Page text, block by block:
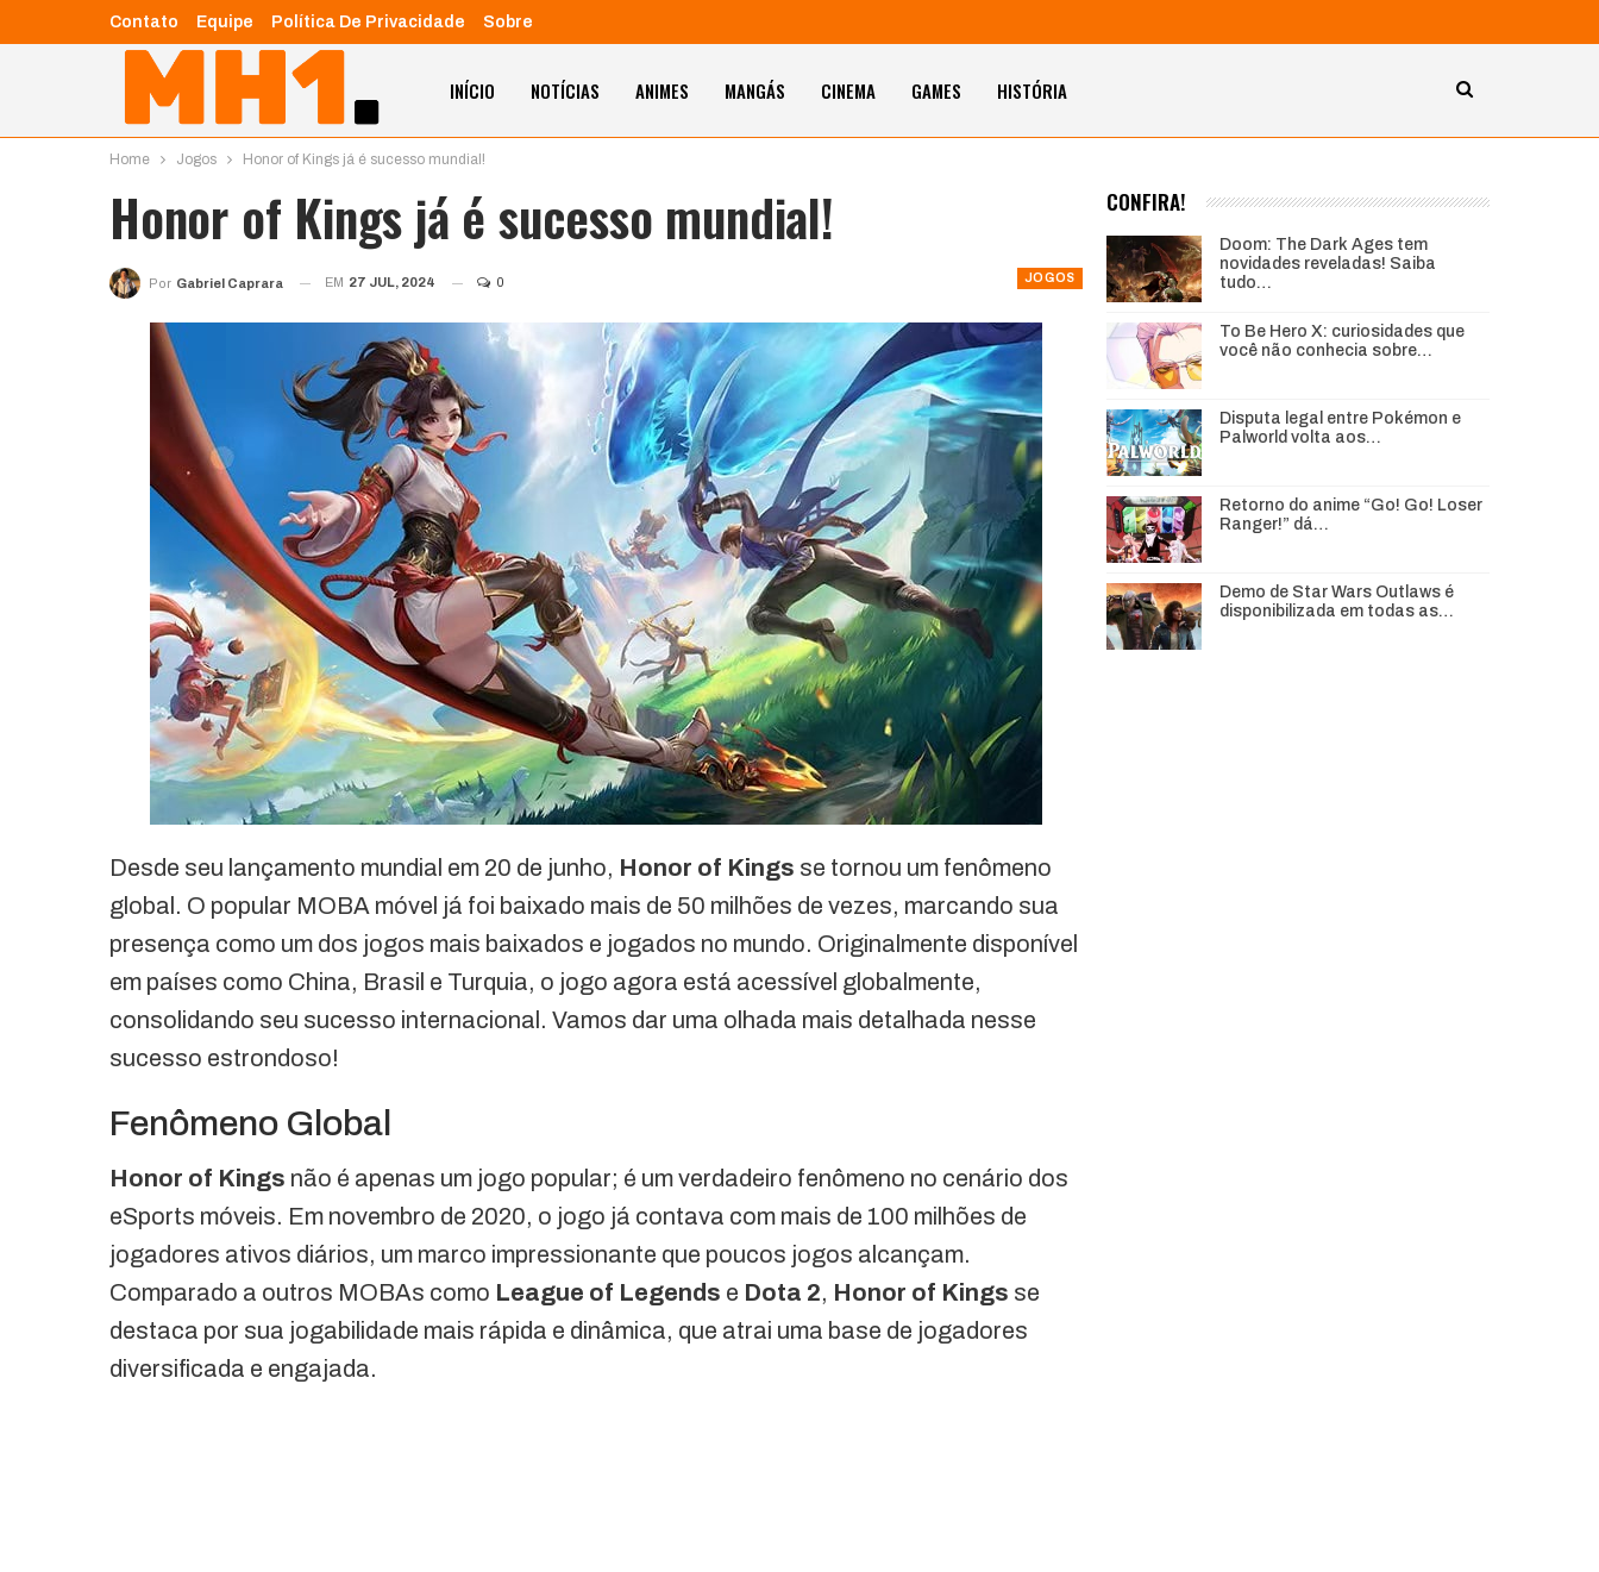
Contato Equipe Política De Privacidade Sobre
INÍCIO NOTÍCIAS ANIMES MANGÁS CINEMA GAMES HISTÓRIA
Home Jogos Honor of Kings já é sucesso mundial!
Honor of Kings já é sucesso mundial!
JOGOS
Por Gabriel Caprara EM 27 JUL, 2024 0
Desde seu lançamento mundial em 20 de junho, Honor of Kings se tornou um fenômeno
global. O popular MOBA móvel já foi baixado mais de 50 milhões de vezes, marcando sua
presença como um dos jogos mais baixados e jogados no mundo. Originalmente disponível
em países como China, Brasil e Turquia, o jogo agora está acessível globalmente,
consolidando seu sucesso internacional. Vamos dar uma olhada mais detalhada nesse
sucesso estrondoso!
Fenômeno Global
Honor of Kings não é apenas um jogo popular; é um verdadeiro fenômeno no cenário dos
eSports móveis. Em novembro de 2020, o jogo já contava com mais de 100 milhões de
jogadores ativos diários, um marco impressionante que poucos jogos alcançam.
Comparado a outros MOBAs como League of Legends e Dota 2, Honor of Kings se
destaca por sua jogabilidade mais rápida e dinâmica, que atrai uma base de jogadores
diversificada e engajada.
CONFIRA!
Doom: The Dark Ages tem
novidades reveladas! Saiba
tudo…
To Be Hero X: curiosidades que
você não conhecia sobre…
Disputa legal entre Pokémon e
Palworld volta aos…
Retorno do anime “Go! Go! Loser
Ranger!” dá…
Demo de Star Wars Outlaws é
disponibilizada em todas as…